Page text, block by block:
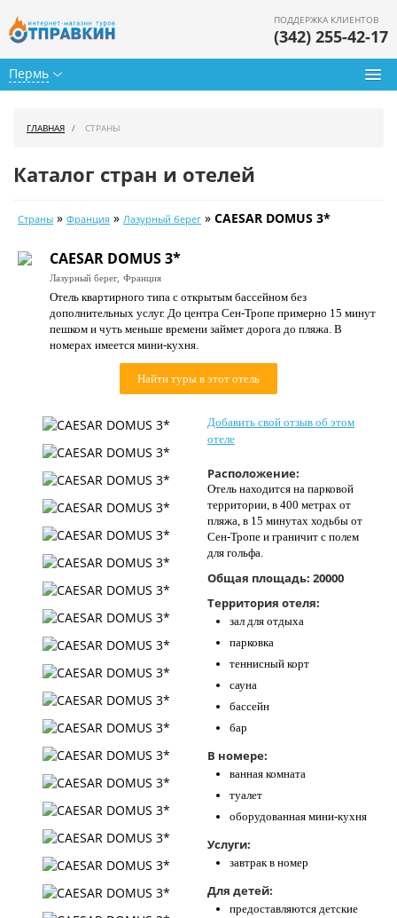
Пермь
ПОДДЕРЖКА КЛИЕНТОВ
(342) 255-42-17
Календарь туров
Цены дня
Страны
Как купить
Контакты
ГЛАВНАЯ СТРАНЫ
Каталог стран и отелей
Страны » Франция » Лазурный берег » CAESAR DOMUS 3*
CAESAR DOMUS 3*
Лазурный берег, Франция
Отель квартирного типа с открытым бассейном без
дополнительных услуг. До центра Сен-Тропе примерно 15 минут
пешком и чуть меньше времени займет дорога до пляжа. В
номерах имеется мини-кухня.
Найти туры в этот отель
Добавить свой отзыв об этом
отеле
Расположение:
Отель находится на парковой
территории, в 400 метрах от
пляжа, в 15 минутах ходьбы от
Сен-Тропе и граничит с полем
для гольфа.
Общая площадь: 20000
Территория отеля:
зал для отдыха
парковка
теннисный корт
сауна
бассейн
бар
В номере:
ванная комната
туалет
оборудованная мини-кухня
Услуги:
завтрак в номер
Для детей:
предоставляются детские